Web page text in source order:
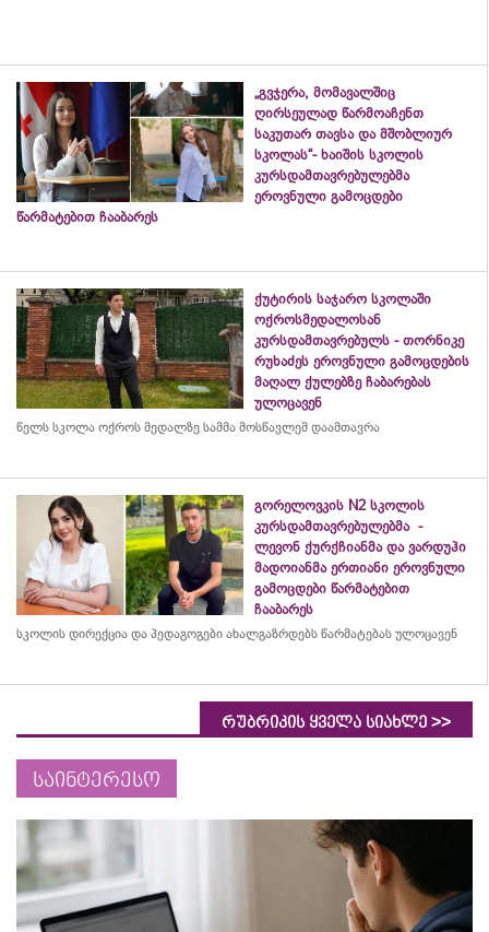
„გვჯერა, მომავალშიც
ღირსეულად წარმოაჩენთ
საკუთარ თავსა და მშობლიურ
სკოლას“- ხაიშის სკოლის
კურსდამთავრებულებმა
ეროვნული გამოცდები
წარმატებით ჩააბარეს
ქუტირის საჯარო სკოლაში
ოქროსმედალოსან
კურსდამთავრებულს - თორნიკე
რუხაძეს ეროვნული გამოცდების
მაღალ ქულებზე ჩაბარებას
ულოცავენ
წელს სკოლა ოქროს მედალზე სამმა მოსწავლემ დაამთავრა
გორელოვკის N2 სკოლის
კურსდამთავრებულებმა -
ლევონ ქურქჩიანმა და ვარდუჰი
მადოიანმა ერთიანი ეროვნული
გამოცდები წარმატებით
ჩააბარეს
სკოლის დირექცია და პედაგოგები ახალგაზრდებს წარმატებას ულოცავენ
რუბრიკის ყველა სიახლე >>
საინტერესო